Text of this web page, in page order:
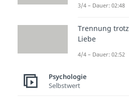
3/4 – Dauer: 02:48
Trennung trotz
Liebe
4/4 – Dauer: 02:52
Psychologie
Selbstwert